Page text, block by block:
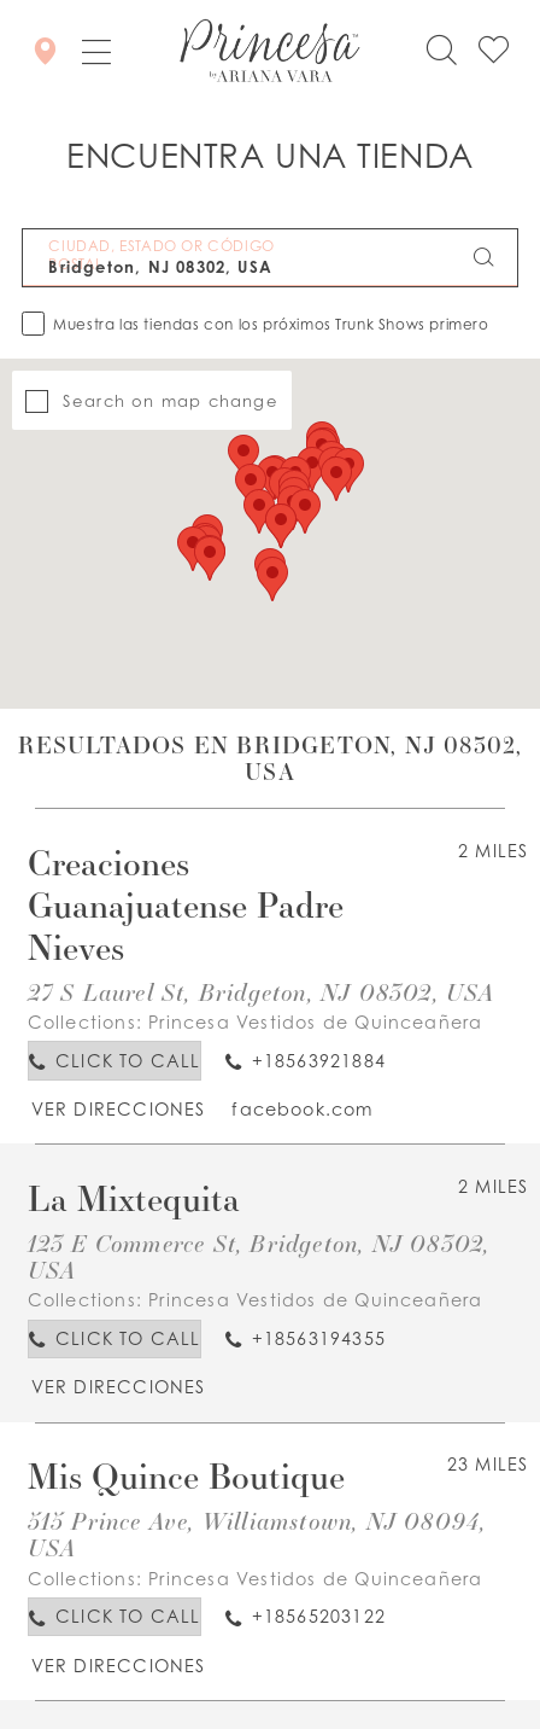
ENCUENTRA UNA TIENDA
CIUDAD, ESTADO OR CÓDIGO
POSTAL
Muestra las tiendas con los próximos Trunk Shows primero
Search on map change
RESULTADOS EN BRIDGETON, NJ 08302,
USA
2 MILES
Creaciones
Guanajuatense Padre
Nieves
27 S Laurel St, Bridgeton, NJ 08302, USA
Collections: Princesa Vestidos de Quinceañera
CLICK TO CALL
+18563921884
VER DIRECCIONES facebook.com
2 MILES
La Mixtequita
123 E Commerce St, Bridgeton, NJ 08302,
USA
Collections: Princesa Vestidos de Quinceañera
CLICK TO CALL
+18563194355
VER DIRECCIONES
23 MILES
Mis Quince Boutique
515 Prince Ave, Williamstown, NJ 08094,
USA
Collections: Princesa Vestidos de Quinceañera
CLICK TO CALL
+18565203122
VER DIRECCIONES